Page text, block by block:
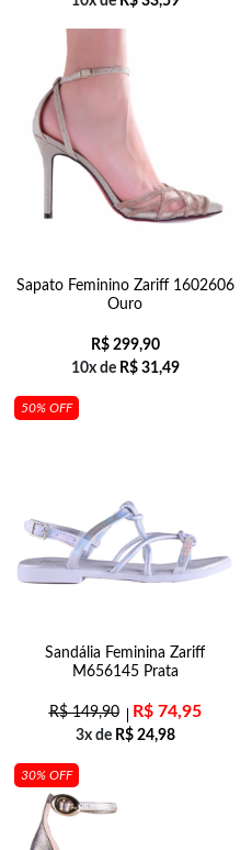
Sapato Feminino Zariff 1602606
Ouro
R$299,90
10x de R$31,49
50% OFF
Sandália Feminina Zariff
M656145 Prata
R$149,90 R$74,95
3x de R$24,98
30% OFF